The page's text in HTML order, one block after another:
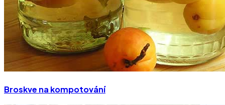
Broskve na kompotování